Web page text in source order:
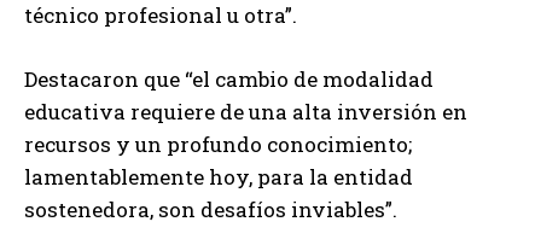
técnico profesional u otra”.
Destacaron que “el cambio de modalidad
educativa requiere de una alta inversión en
recursos y un profundo conocimiento;
lamentablemente hoy, para la entidad
sostenedora, son desafíos inviables”.